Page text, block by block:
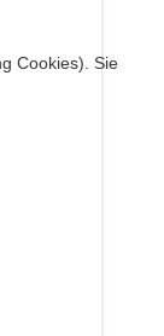
Cookies). Sie